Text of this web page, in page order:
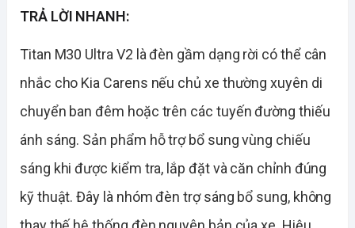
TRẢ LỜI NHANH:
Titan M30 Ultra V2 là đèn gầm dạng rời có thể cân
nhắc cho Kia Carens nếu chủ xe thường xuyên di
chuyển ban đêm hoặc trên các tuyến đường thiếu
ánh sáng. Sản phẩm hỗ trợ bổ sung vùng chiếu
sáng khi được kiểm tra, lắp đặt và căn chỉnh đúng
kỹ thuật. Đây là nhóm đèn trợ sáng bổ sung, không